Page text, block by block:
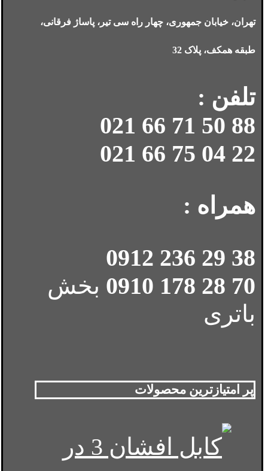
تهران، خیابان جمهوری، چهار راه سی تیر، پاساژ فرقانی،
طبقه همکف، پلاک 32
تلفن :
88 50 71 66 021
22 04 75 66 021
همراه :
38 29 236 0912
70 28 178 0910
بخش
باتری
پر امتیازترین محصولات